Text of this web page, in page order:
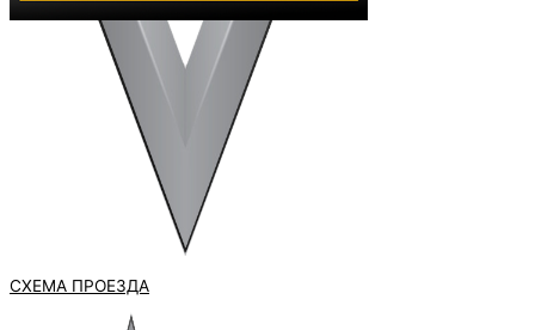
СХЕМА ПРОЕЗДА